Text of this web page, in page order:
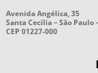
Avenida Angélica, 35
Santa Cecília – São Paulo
CEP 01227-000